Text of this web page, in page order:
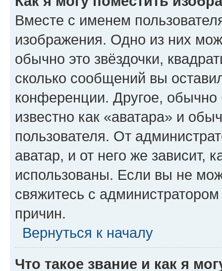
Вместе с именем
изображения. Одно из них
обычно это звёздочки,
сколько сообщений вы
конференции. Другое,
известно как «аватара» и
пользователя. От
аватар, и от него же зависит,
использованы. Если вы не
свяжитесь с
причин.
Вернуться к началу
Что такое звание и как я